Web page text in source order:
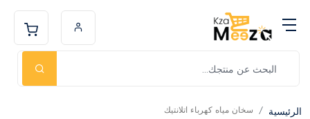
الرئيسية سخان مياه كهرباء اتلانتيك